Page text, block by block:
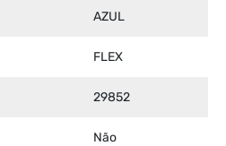
AZUL
FLEX
29852
Não